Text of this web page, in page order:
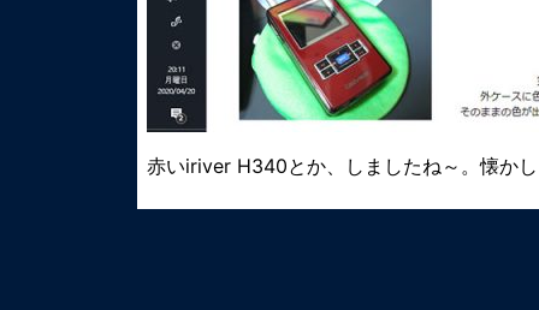
赤いiriver H340とか、しましたね～。懐か